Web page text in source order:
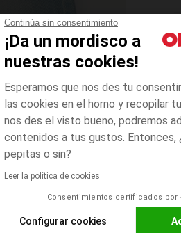
Continúa sin consentimiento
¡Da un mordisco a
nuestras cookies!
Esperamos que nos des tu
las cookies en el horno y recopilar
nos des el visto bueno, podremos
contenidos a tus gustos. Entonces,
pepitas o sin?
Leer la política de cookies
Consentimientos certificados por
Configurar cookies